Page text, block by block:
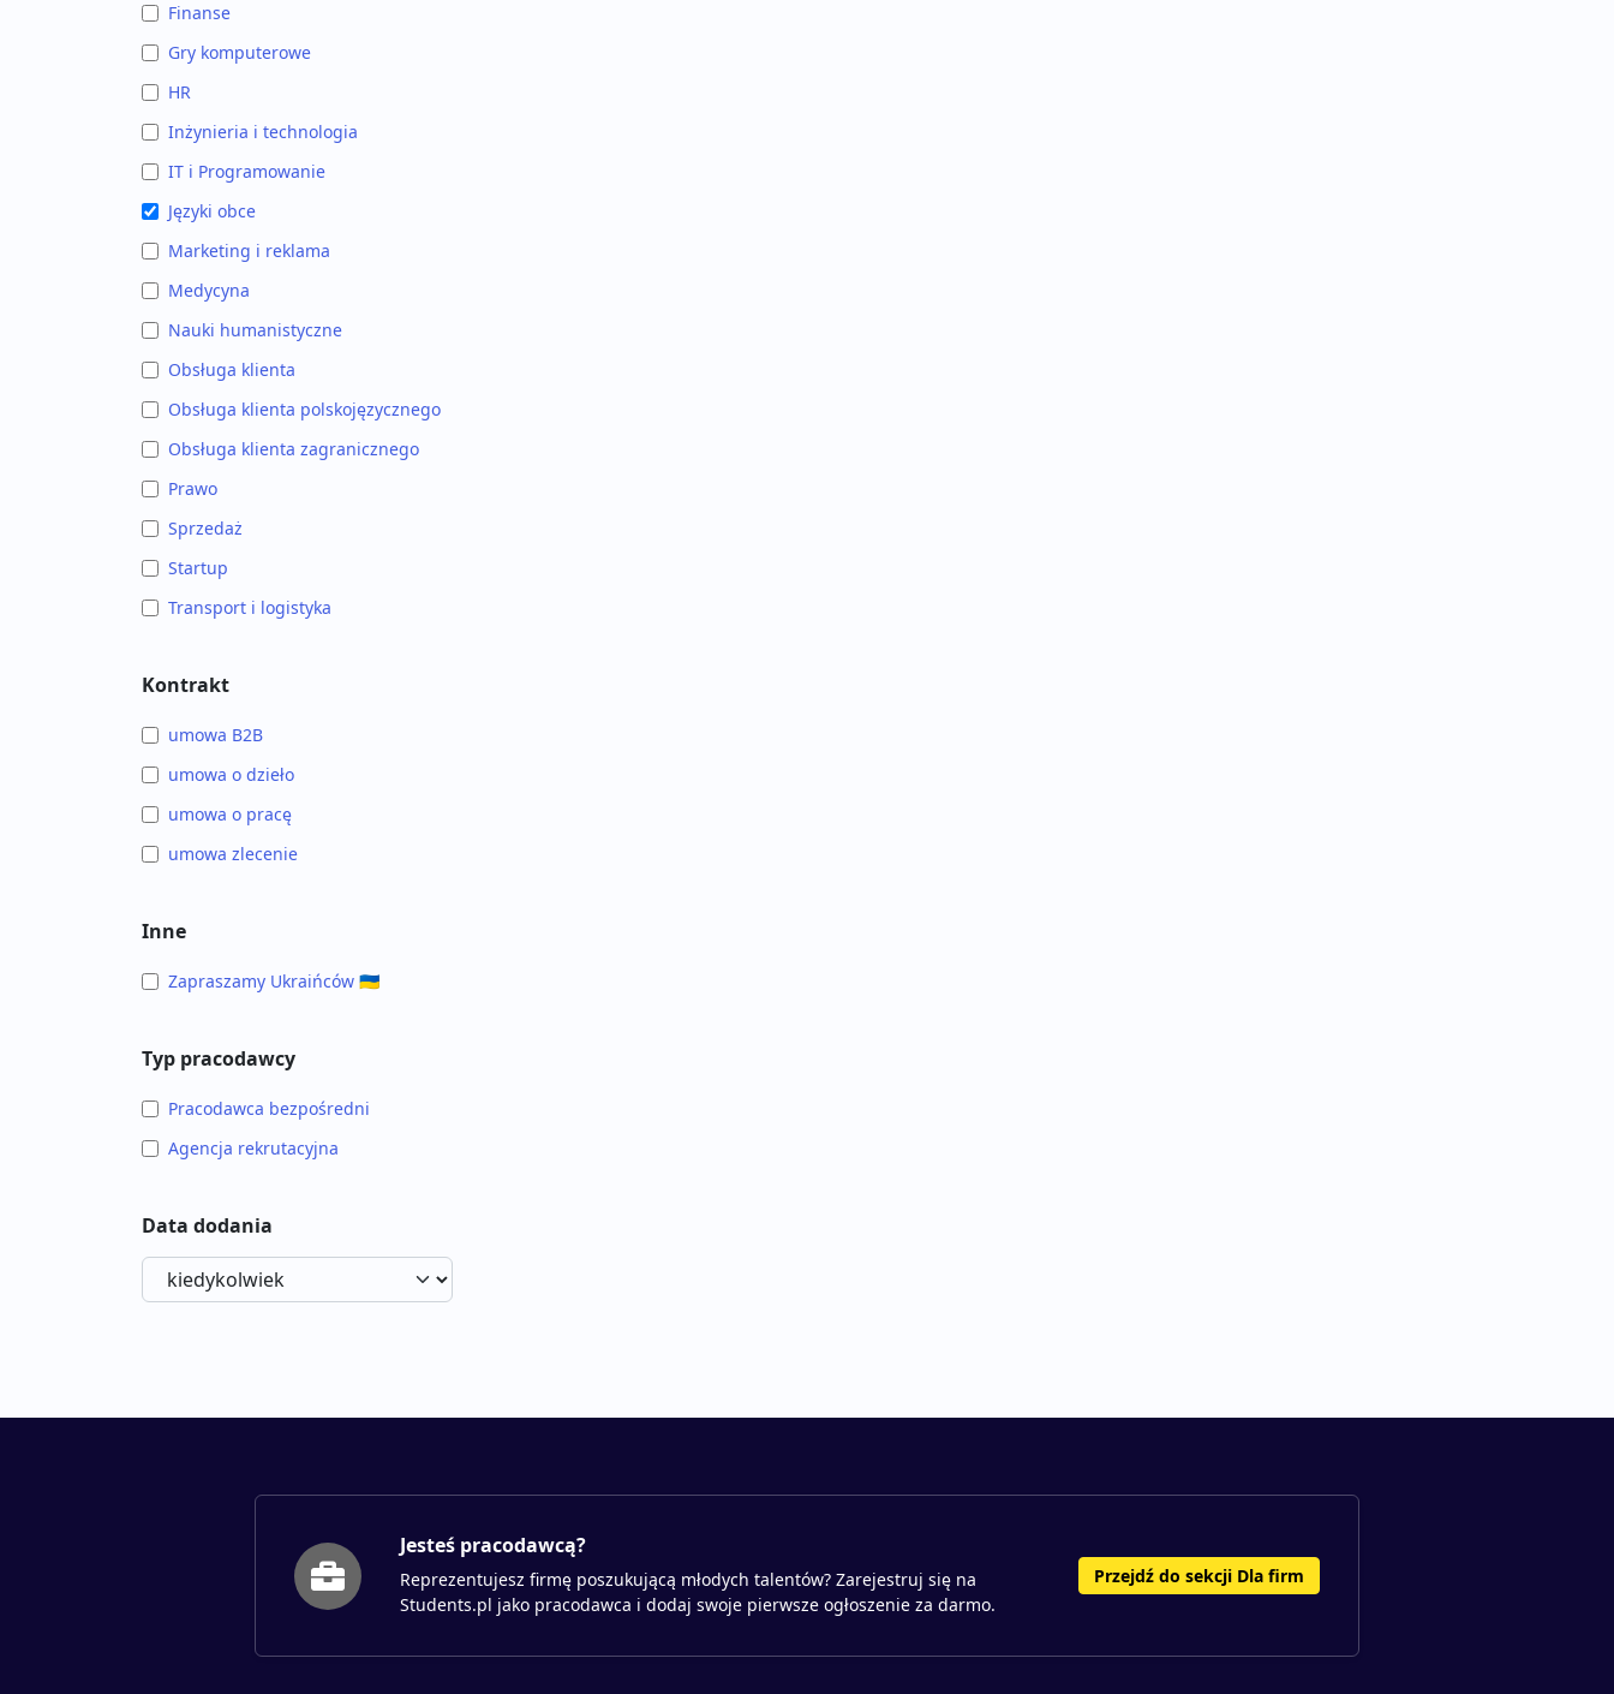
Finanse
Gry komputerowe
HR
Inżynieria i technologia
IT i Programowanie
Języki obce
Marketing i reklama
Medycyna
Nauki humanistyczne
Obsługa klienta
Obsługa klienta polskojęzycznego
Obsługa klienta zagranicznego
Prawo
Sprzedaż
Startup
Transport i logistyka
Kontrakt
umowa B2B
umowa o dzieło
umowa o pracę
umowa zlecenie
Inne
Zapraszamy Ukraińców 🇺🇦
Typ pracodawcy
Pracodawca bezpośredni
Agencja rekrutacyjna
Data dodania
Jesteś pracodawcą?
Reprezentujesz firmę poszukującą młodych talentów? Zarejestruj się na
Students.pl jako pracodawca i dodaj swoje pierwsze ogłoszenie za darmo.
Przejdź do sekcji Dla firm